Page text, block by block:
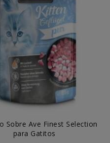
Sobre Ave Finest Selection
para Gatitos